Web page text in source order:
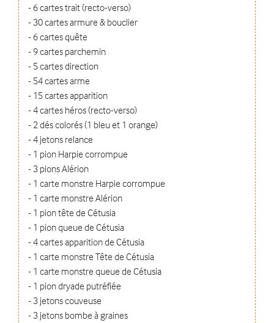
- 6 cartes trait (recto-verso)
- 30 cartes armure & bouclier
- 6 cartes quête
- 9 cartes parchemin
- 5 cartes direction
- 54 cartes arme
- 15 cartes apparition
- 4 cartes héros (recto-verso)
- 2 dés colorés (1 bleu et 1 orange)
- 4 jetons relance
- 1 pion Harpie corrompue
- 3 pions Alérion
- 1 carte monstre Harpie corrompue
- 1 carte monstre Alérion
- 1 pion tête de Cétusia
- 1 pion queue de Cétusia
- 4 cartes apparition de Cétusia
- 1 carte monstre Tête de Cétusia
- 1 carte monstre queue de Cétusia
- 1 pion dryade putréfiée
- 3 jetons couveuse
- 3 jetons bombe à graines